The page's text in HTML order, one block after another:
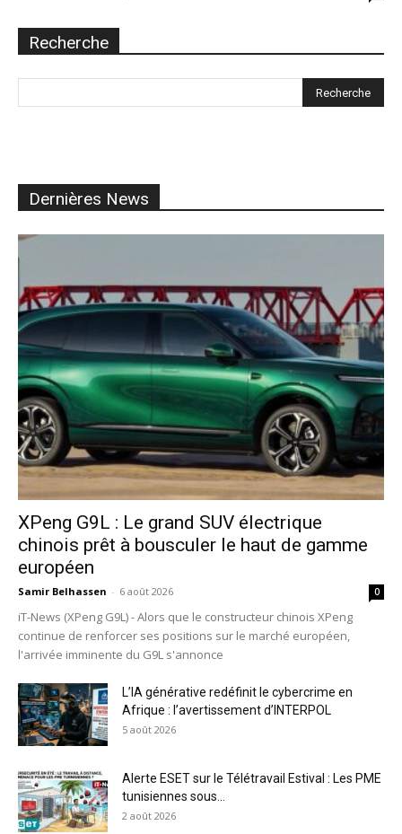
Recherche
Dernières News
XPeng G9L : Le grand SUV électrique
chinois prêt à bousculer le haut de gamme
européen
Samir Belhassen - 6 août 2026 0
iT-News (XPeng G9L) - Alors que le constructeur chinois XPeng
continue de renforcer ses positions sur le marché européen,
l'arrivée imminente du G9L s'annonce
L’IA générative redéfinit le cybercrime en
Afrique : l’avertissement d’INTERPOL
5 août 2026
Alerte ESET sur le Télétravail Estival : Les PME
tunisiennes sous...
2 août 2026